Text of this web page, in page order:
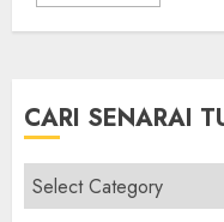
CARI SENARAI
Cari
Senarai